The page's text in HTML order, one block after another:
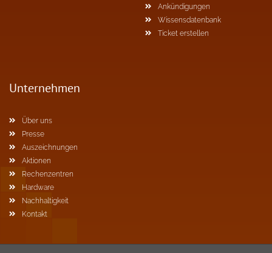
Ankündigungen
Wissensdatenbank
Ticket erstellen
Unternehmen
Über uns
Presse
Auszeichnungen
Aktionen
Rechenzentren
Hardware
Nachhaltigkeit
Kontakt